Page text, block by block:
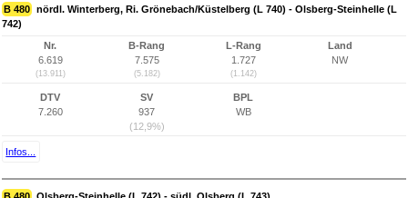
B 480 nördl. Winterberg, Ri. Grönebach/Küstelberg (L 740) - Olsberg-Steinhelle (L
742)
Nr.
6.619
(13.911)
B-Rang
7.575
(5.182)
L-Rang
1.727
(1.142)
Land
NW
DTV
7.260
SV
937
(12,9%)
BPL
WB
Infos...